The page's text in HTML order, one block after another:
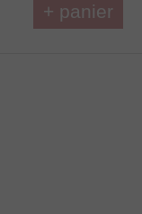
+ panier